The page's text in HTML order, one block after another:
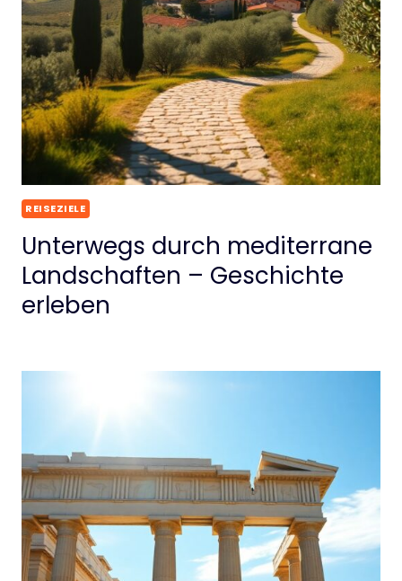
REISEZIELE
Unterwegs durch mediterrane
Landschaften – Geschichte
erleben